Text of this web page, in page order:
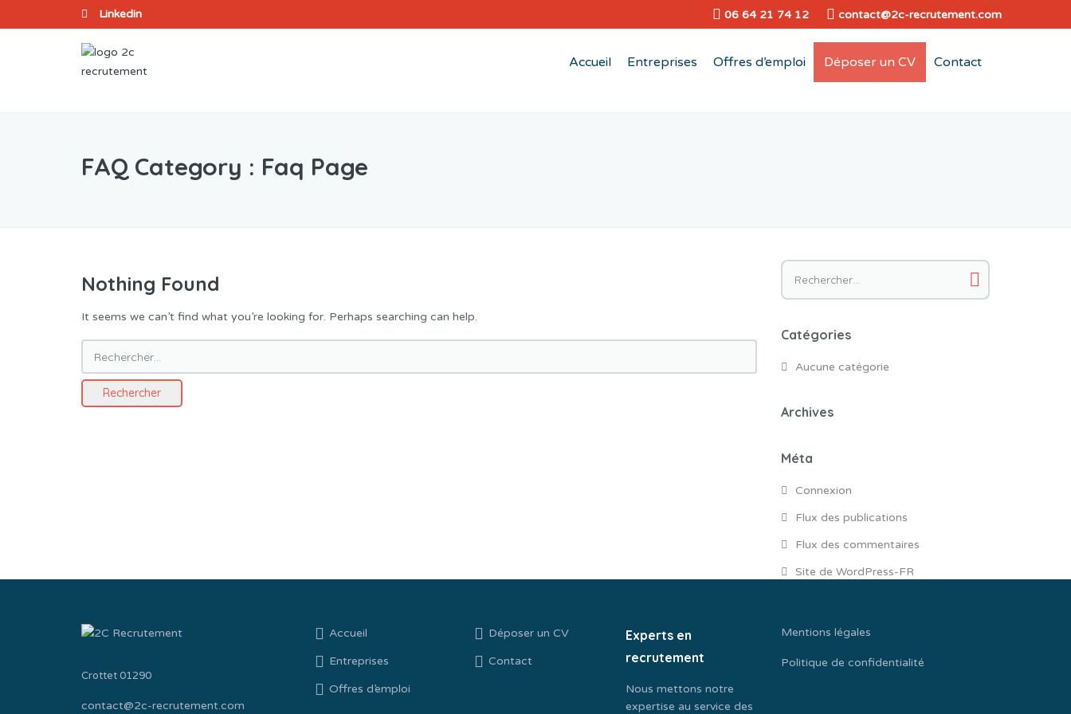
Linkedin 06 64 21 74 12 contact@2c-recrutement.com
Accueil Entreprises Offres d’emploi Déposer un CV Contact
FAQ Category : Faq Page
Nothing Found
It seems we can’t find what you’re looking for. Perhaps searching can help.
Rechercher :
Catégories
Aucune catégorie
Archives
Méta
Connexion
Flux des publications
Flux des commentaires
Site de WordPress-FR
Crottet 01290
contact@2c-recrutement.com
Accueil
Entreprises
Offres d’emploi
Déposer un CV
Contact
Experts en
recrutement
Nous mettons notre
expertise au service des
Mentions légales
Politique de confidentialité